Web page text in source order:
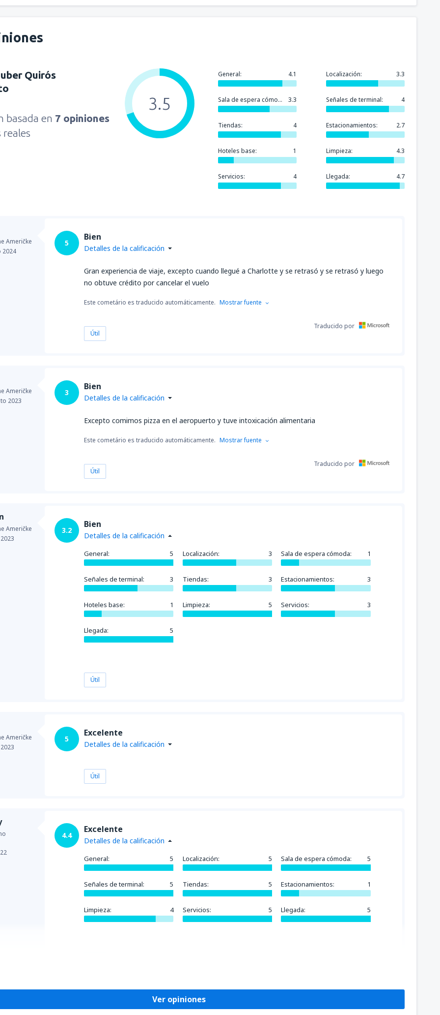
Quirós
basada en 7 opiniones
reales
General: 4.1 Localización: 3.3
Sala de espera cómoda: 3.3 Señales de terminal: 4
Tiendas: 4 Estacionamientos: 2.7
Hoteles base: 1 Limpieza: 4.3
Servicios: 4 Llegada: 4.7
3.5
Američke
2024
5
Bien
Detalles de la calificación
Gran experiencia de viaje, excepto cuando llegué a Charlotte y se retrasó y se retrasó y luego
no obtuve crédito por cancelar el vuelo
Este cometário es traducido automáticamente. Mostrar fuente
Útil
Traducido por
Američke
2023
3
Bien
Detalles de la calificación
Excepto comimos pizza en el aeropuerto y tuve intoxicación alimentaria
Este cometário es traducido automáticamente. Mostrar fuente
Útil
Traducido por
Američke
3.2
Bien
Detalles de la calificación
General: 5 Localización: 3 Sala de espera cómoda: 1
Señales de terminal: 3 Tiendas: 3 Estacionamientos: 3
Hoteles base: 1 Limpieza: 5 Servicios: 3
Llegada: 5
Útil
Američke
5
Excelente
Detalles de la calificación
Útil
4.4
Excelente
Detalles de la calificación
General: 5 Localización: 5 Sala de espera cómoda: 5
Señales de terminal: 5 Tiendas: 5 Estacionamientos: 1
Limpieza: 4 Servicios: 5 Llegada: 5
Ver opiniones